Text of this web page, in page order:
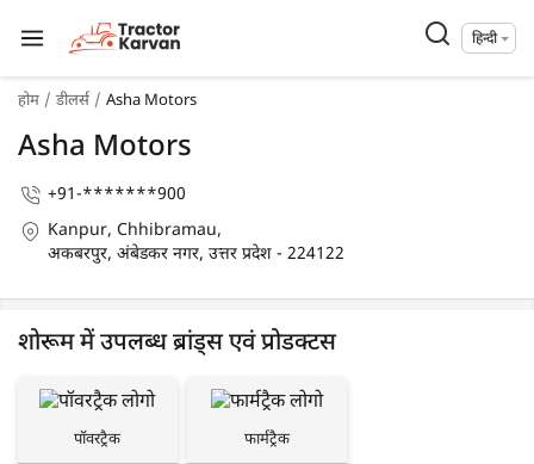
हिन्दी
होम डीलर्स Asha Motors
Asha Motors
+91-*******900
Kanpur, Chhibramau,
अकबरपुर, अंबेडकर नगर, उत्तर प्रदेश - 224122
शोरूम में उपलब्ध ब्रांड्स एवं प्रोडक्टस
पॉवरट्रैक फार्मट्रैक